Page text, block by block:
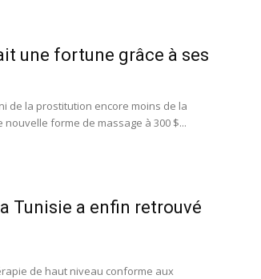
une fortune grâce à ses
de la prostitution encore moins de la
nouvelle forme de massage à 300 $...
Tunisie a enfin retrouvé
de haut niveau conforme aux